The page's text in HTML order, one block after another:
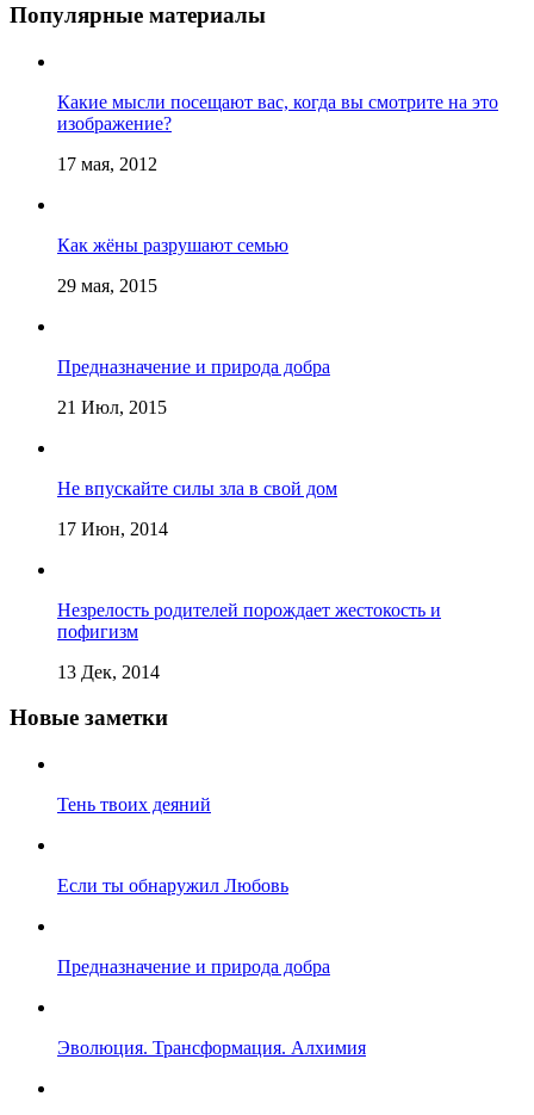
Популярные материалы
Какие мысли посещают вас, когда вы смотрите на это
изображение?
17 мая, 2012
Как жёны разрушают семью
29 мая, 2015
Предназначение и природа добра
21 Июл, 2015
Не впускайте силы зла в свой дом
17 Июн, 2014
Незрелость родителей порождает жестокость и
пофигизм
13 Дек, 2014
Новые заметки
Тень твоих деяний
Если ты обнаружил Любовь
Предназначение и природа добра
Эволюция. Трансформация. Алхимия